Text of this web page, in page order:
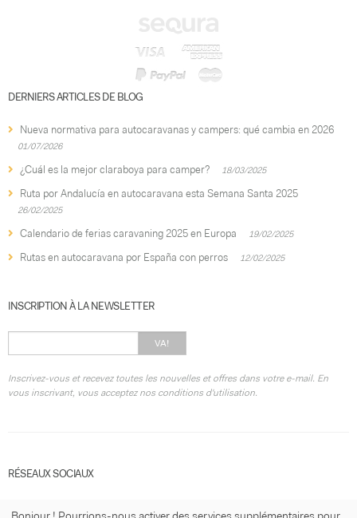
DERNIERS ARTICLES DE BLOG
Nueva normativa para autocaravanas y campers: qué cambia en 2026
01/07/2026
¿Cuál es la mejor claraboya para camper? 18/03/2025
Ruta por Andalucía en autocaravana esta Semana Santa 2025
26/02/2025
Calendario de ferias caravaning 2025 en Europa 19/02/2025
Rutas en autocaravana por España con perros 12/02/2025
INSCRIPTION À LA NEWSLETTER
VA!
Inscrivez-vous et recevez toutes les nouvelles et offres dans votre e-mail. En
vous inscrivant, vous acceptez nos conditions d'utilisation.
RÉSEAUX SOCIAUX